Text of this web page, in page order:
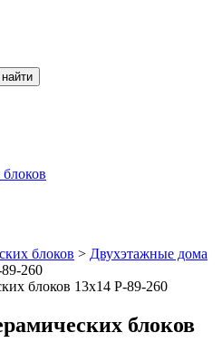
блоков > Двухэтажные дома
260
блоков